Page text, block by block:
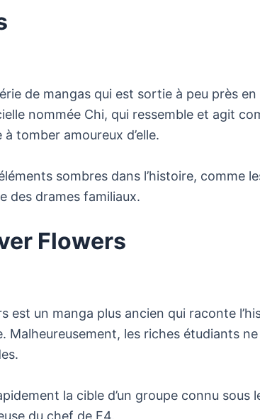
de mangas qui est sortie à peu près
nommée Chi, qui ressemble et agit
tomber amoureux d’elle.
sombres dans l’histoire,
des drames familiaux.
Flowers
est un manga plus ancien qui raconte
Malheureusement, les riches étudiants
la cible d’un groupe connu
du chef de F4.